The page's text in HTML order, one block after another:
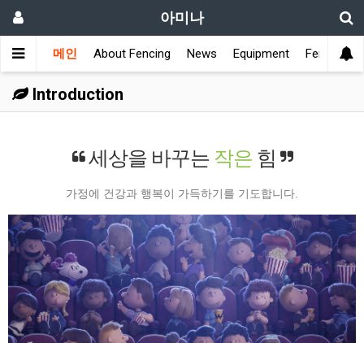
아미나
메인 About Fencing News Equipment Fencing
Introduction
세상을 바꾸는 작은 힘
가정에 건강과 행복이 가득하기를 기도합니다.